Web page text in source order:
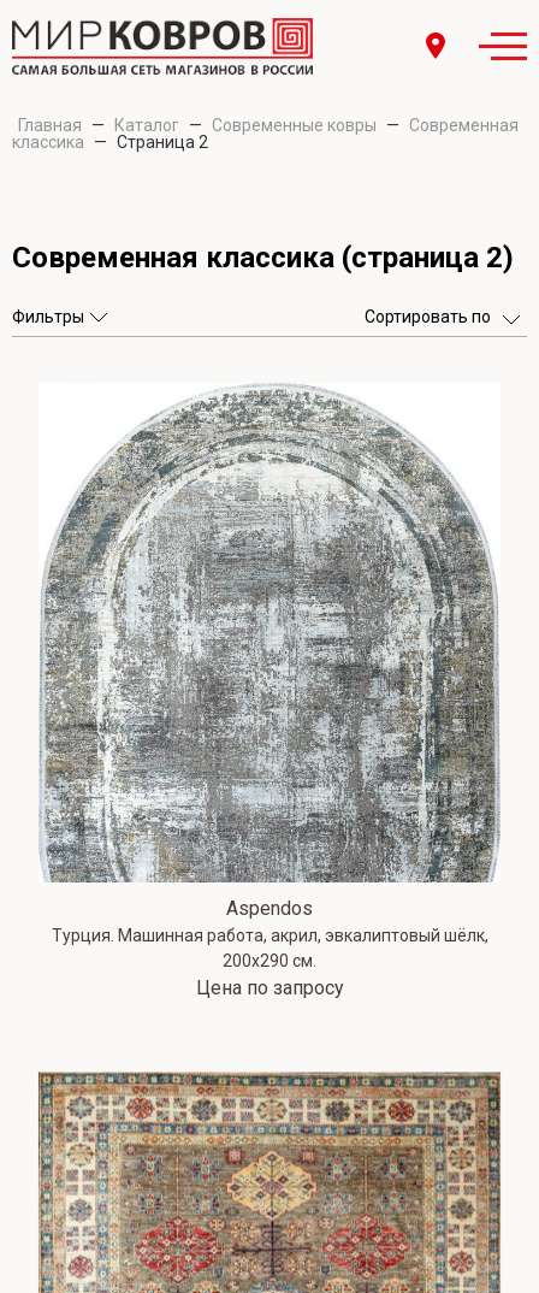
Главная — Каталог — Современные ковры —
Современная
классика
— Страница 2
Современная классика (страница 2)
Фильтры Сортировать по
Aspendos
Турция. Машинная работа, акрил, эвкалиптовый шёлк,
200х290 см.
Цена по запросу